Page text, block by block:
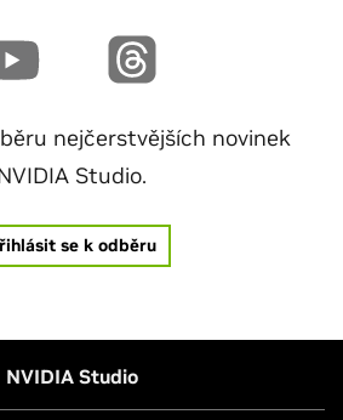
nejčerstvějších novinek
Studio.
se k odběru
NVIDIA Studio